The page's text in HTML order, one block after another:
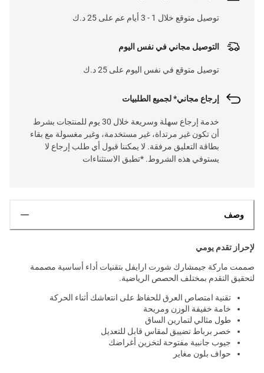
توصيل متوقع خلال 1 - 3 أيام عم على 25 د.ك
التوصيل مجاني في نفس اليوم
توصيل متوقع في نفس اليوم على 25 د.ك
إرجاع مجاني* لجميع الطلبيات
خدمة إرجاع سهلة وسريعة خلال 30 يوم للمنتجات بشرط
أن تكون غير مرتداة، غير مستخدمة، وغير مغسولة مع بقاء
بطاقة التعليق مرفقة. لا يمكننا قبول أي طلب إرجاع لا
يستوفي هذه الشروط. *تطبق الاستثناءات
وصف
لإحراز تقدم يومي
صممت ماركة جيمشارك شورت ارايفل بتقنيات أداء أساسية مصممة
لتحقيق التقدم بمختلف الحصص الرياضية.
تقنية امتصاص العرق للحفاظ على انتعاشك أثناء الحركة
خامة خفيفة الوزن ومريحة
طول مثالي لتمارين الساق
خصر برباط تضييق لمقاس قابل للتعديل
جيوب جانبية مفتوحة لتخزين أغراضك
حواف بلون مغاير